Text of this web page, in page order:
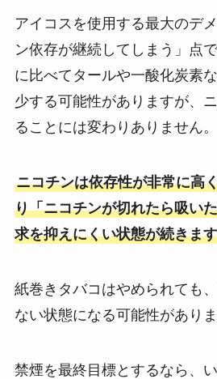
アイコスを使用する最大のデ
ン依存が継続してしまう」点
に比べてタールや一酸化炭素
少する可能性がありますが、
ることには変わりありません。
ニコチンは依存性が非常に高
り「ニコチンが切れたら吸い
求を抑えにくい状態が続きま
紙巻きタバコはやめられても
ない状態になる可能性がありま
禁煙を最終目標とするなら、